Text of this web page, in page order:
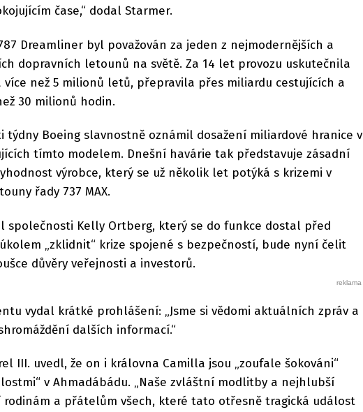
čase,“ dodal Starmer.
Dreamliner byl považován za jeden z nejmodernějších a
dopravních letounů na světě. Za 14 let provozu uskutečnila
než 5 milionů letů, přepravila přes miliardu cestujících a
30 milionů hodin.
týdny Boeing slavnostně oznámil dosažení miliardové hranice v
tímto modelem. Dnešní havárie tak představuje zásadní
výrobce, který se už několik let potýká s krizemi v
řady 737 MAX.
společnosti Kelly Ortberg, který se do funkce dostal před
„zklidnit“ krize spojené s bezpečností, bude nyní čelit
důvěry veřejnosti a investorů.
vydal krátké prohlášení: „Jsme si vědomi aktuálních zpráv a
dalších informací.“
III. uvedl, že on i královna Camilla jsou „zoufale šokováni“
v Ahmadábádu. „Naše zvláštní modlitby a nejhlubší
a přátelům všech, které tato otřesně tragická událost